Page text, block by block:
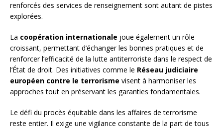
renforcés des services de renseignement sont autant de pistes
explorées.
La coopération internationale joue également un rôle
croissant, permettant d’échanger les bonnes pratiques et de
renforcer l’efficacité de la lutte antiterroriste dans le respect de
l’État de droit. Des initiatives comme le Réseau judiciaire
européen contre le terrorisme visent à harmoniser les
approches tout en préservant les garanties fondamentales.
Le défi du procès équitable dans les affaires de terrorisme
reste entier. Il exige une vigilance constante de la part de tous